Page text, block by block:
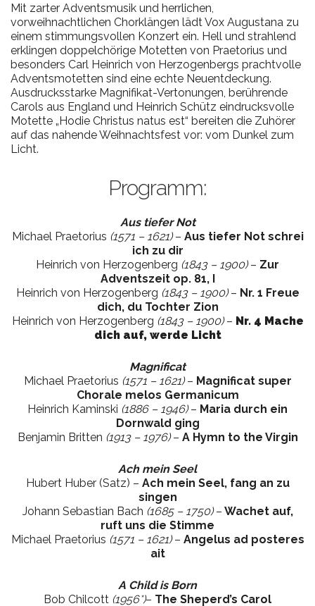
Mit zarter Adventsmusik und herrlichen,
vorweihnachtlichen Chorklängen lädt Vox Augustana zu
einem stimmungsvollen Konzert ein. Hell und strahlend
erklingen doppelchörige Motetten von Praetorius und
besonders Carl Heinrich von Herzogenbergs prachtvolle
Adventsmotetten sind eine echte Neuentdeckung.
Ausdrucksstarke Magnifikat-Vertonungen, berührende
Carols aus England und Heinrich Schütz eindrucksvolle
Motette „Hodie Christus natus est“ bereiten die Zuhörer
auf das nahende Weihnachtsfest vor: vom Dunkel zum
Licht.
Programm:
Aus tiefer Not
Michael Praetorius (1571 – 1621)– Aus tiefer Not schrei
ich zu dir
Heinrich von Herzogenberg (1843 – 1900)– Zur
Adventszeit op. 81, I
Heinrich von Herzogenberg (1843 – 1900)– Nr. 1 Freue
dich, du Tochter Zion
Heinrich von Herzogenberg (1843 – 1900)– Nr. 4 Mache
dich auf, werde Licht
Magnificat
Michael Praetorius (1571 – 1621)– Magnificat super
Chorale melos Germanicum
Heinrich Kaminski (1886 – 1946)– Maria durch ein
Dornwald ging
Benjamin Britten (1913 – 1976)– A Hymn to the Virgin
Ach mein Seel
Hubert Huber (Satz) – Ach mein Seel, fang an zu
singen
Johann Sebastian Bach (1685 – 1750)– Wachet auf,
ruft uns die Stimme
Michael Praetorius (1571 – 1621)– Angelus ad posteres
ait
A Child is Born
Bob Chilcott (1956*)– The Sheperd’s Carol